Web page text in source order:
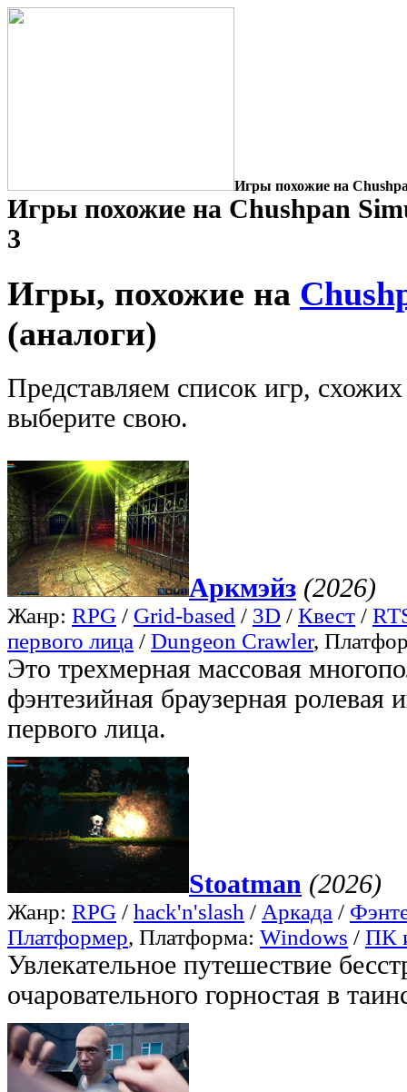
Игры похожие на
Игры похожие на Chushpan
3
Игры, похожие на
(аналоги)
Представляем список игр,
выберите свою.
Аркмэйз (2026)
Жанр: RPG / Grid-based / 3D / Квест /
первого лица / Dungeon Crawler,
Это трехмерная массовая
фэнтезийная браузерная ролевая
первого лица.
Stoatman (2026)
Жанр: RPG / hack'n'slash / Аркада /
Платформер, Платформа: Windows / ПК
Увлекательное путешествие
очаровательного горностая в